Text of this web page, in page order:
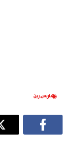
باريس,رين